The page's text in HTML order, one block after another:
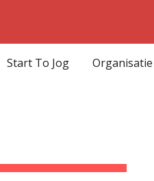
Start To Jog Organisatie